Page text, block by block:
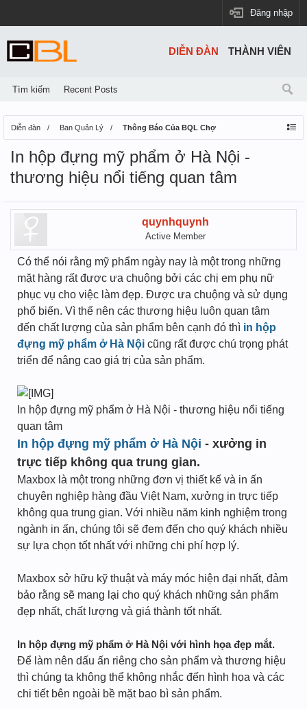
Đăng nhập
Diễn đàn Ban Quản Lý Thông Báo Của BQL Chợ
In hộp đựng mỹ phẩm ở Hà Nội -
thương hiệu nổi tiếng quan tâm
quynhquynh
Active Member
Có thể nói rằng mỹ phẩm ngày nay là một trong những
mặt hàng rất được ưa chuộng bởi các chị em phụ nữ
phục vụ cho việc làm đẹp. Được ưa chuộng và sử dụng
phổ biến. Vì thế nên các thương hiệu luôn quan tâm
đến chất lượng của sản phẩm bên cạnh đó thì in hộp
đựng mỹ phẩm ở Hà Nội cũng rất được chú trọng phát
triển để nâng cao giá trị của sản phẩm.
In hộp đựng mỹ phẩm ở Hà Nội - thương hiệu nổi tiếng
quan tâm
In hộp đựng mỹ phẩm ở Hà Nội - xưởng in
trực tiếp không qua trung gian.
Maxbox là một trong những đơn vị thiết kế và in ấn
chuyên nghiệp hàng đầu Việt Nam, xưởng in trực tiếp
không qua trung gian. Với nhiều năm kinh nghiệm trong
ngành in ấn, chúng tôi sẽ đem đến cho quý khách nhiều
sự lựa chọn tốt nhất với những chi phí hợp lý.
Maxbox sở hữu kỹ thuật và máy móc hiện đại nhất, đảm
bảo rằng sẽ mang lại cho quý khách những sản phẩm
đẹp nhất, chất lượng và giá thành tốt nhất.
In hộp đựng mỹ phẩm ở Hà Nội với hình họa đẹp mắt.
Để làm nên dấu ấn riêng cho sản phẩm và thương hiệu
thì chúng ta không thể không nhắc đến hình họa và các
chi tiết bên ngoài bề mặt bao bì sản phẩm.
DIỄN ĐÀN
Tìm kiếm Recent Posts
THÀNH VIÊN